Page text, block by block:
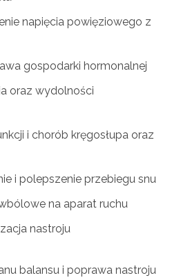
napięcia powięziowego z
gospodarki hormonalnej
oraz wydolności
i chorób kręgosłupa oraz
i polepszenie przebiegu snu
na aparat ruchu
nastroju
balansu i poprawa nastroju